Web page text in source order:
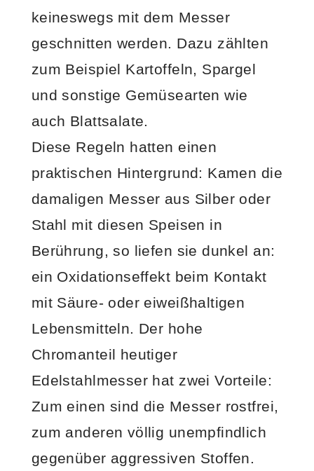
keineswegs mit dem Messer
geschnitten werden. Dazu zählten
zum Beispiel Kartoffeln, Spargel
und sonstige Gemüsearten wie
auch Blattsalate.
Diese Regeln hatten einen
praktischen Hintergrund: Kamen die
damaligen Messer aus Silber oder
Stahl mit diesen Speisen in
Berührung, so liefen sie dunkel an:
ein Oxidationseffekt beim Kontakt
mit Säure- oder eiweißhaltigen
Lebensmitteln. Der hohe
Chromanteil heutiger
Edelstahlmesser hat zwei Vorteile:
Zum einen sind die Messer rostfrei,
zum anderen völlig unempfindlich
gegenüber aggressiven Stoffen.